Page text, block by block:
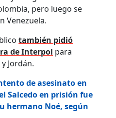
pero luego se
Venezuela.
también pidió
de Interpol para
Jordán.
de asesinato en
Salcedo en prisión fue
hermano Noé, según